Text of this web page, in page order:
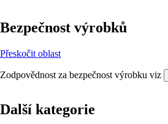
Bezpečnost výrobků
Přeskočit oblast
Zodpovědnost za bezpečnost výrobku viz
Další kategorie